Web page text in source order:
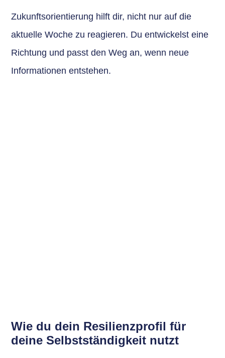
Zukunftsorientierung hilft dir, nicht nur auf die
aktuelle Woche zu reagieren. Du entwickelst eine
Richtung und passt den Weg an, wenn neue
Informationen entstehen.
Wie du dein Resilienzprofil für
deine Selbstständigkeit nutzt